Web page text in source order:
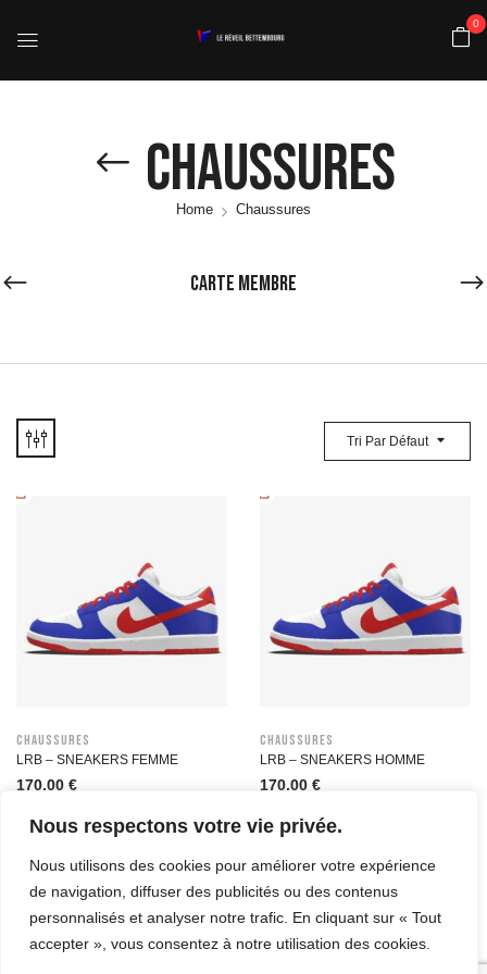
Nous respectons votre vie privée.
Nous utilisons des cookies pour améliorer votre expérience
de navigation, diffuser des publicités ou des contenus
personnalisés et analyser notre trafic. En cliquant sur « Tout
accepter », vous consentez à notre utilisation des cookies.
0
Chaussures
Home Chaussures
CARTE MEMBRE
Tri Par Défaut
Chaussures
LRB – SNEAKERS FEMME
170,00 €
Chaussures
LRB – SNEAKERS HOMME
170,00 €